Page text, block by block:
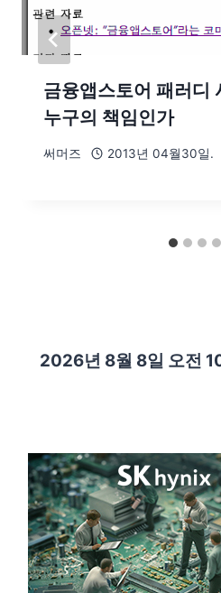
금융앱스토어 패러디
누구의 책임인가
써머즈 2013년 04월30일.
2026년 8월 8일 오전